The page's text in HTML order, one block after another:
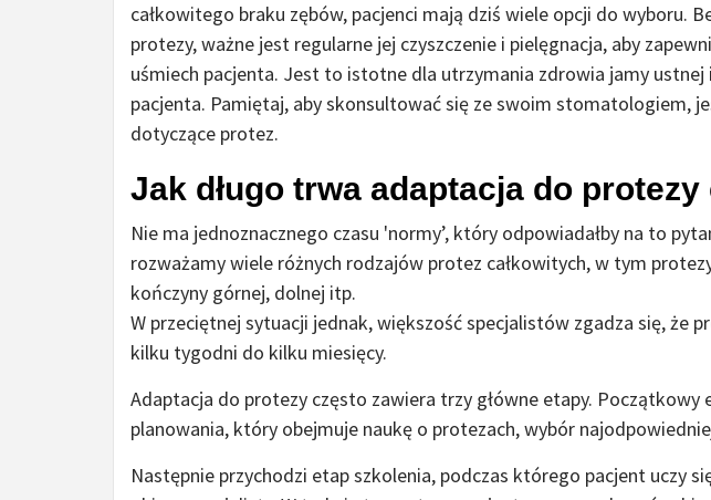
całkowitego braku zębów, pacjenci mają dziś wiele opcji do wyboru.
protezy, ważne jest regularne jej czyszczenie i pielęgnacja, aby
uśmiech pacjenta. Jest to istotne dla utrzymania zdrowia jamy
pacjenta. Pamiętaj, aby skonsultować się ze swoim stomatologiem,
dotyczące protez.
Jak długo trwa adaptacja do protezy
Nie ma jednoznacznego czasu 'normy’, który odpowiadałby na to
rozważamy wiele różnych rodzajów protez całkowitych, w tym
kończyny górnej, dolnej itp.
W przeciętnej sytuacji jednak, większość specjalistów zgadza się, że
kilku tygodni do kilku miesięcy.
Adaptacja do protezy często zawiera trzy główne etapy.
planowania, który obejmuje naukę o protezach, wybór
Następnie przychodzi etap szkolenia, podczas którego pacjent uczy